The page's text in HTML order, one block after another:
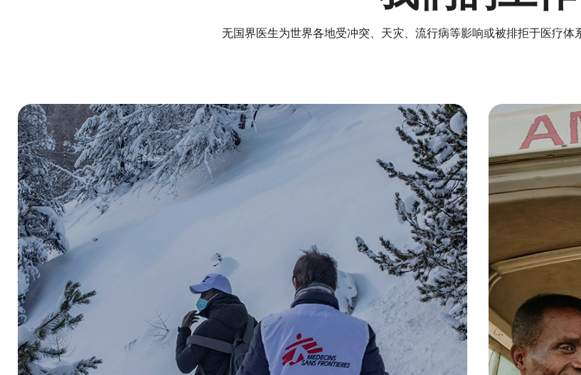
无国界医生为世界各地受冲突、天灾、流行病等影响或被排拒于医疗体
4 Our Work Landing Card 1 Desktop 4 Our Work